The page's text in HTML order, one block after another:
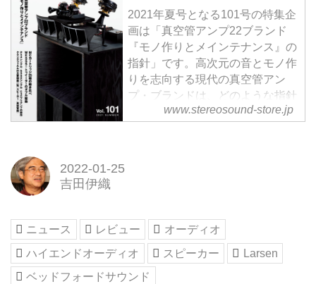
「Model SC」の取り扱いを開始
した。価格は下記の通り。
・Model 9 ￥1,495,000（ペア）
・Model 8.2 ￥760,000（ペア）
・Model 6.2 ￥450,000（ペア）
・Model SC ￥270,000（1台）
※価格は全て税別
▲Model 8.2
2021年夏号となる101号の特集企
画は「真空管アンプ22ブランド
『モノ作りとメインテナンス』の
指針」です。高次元の音とモノ作
りを志向する現代の真空管アン
プ・ブランドは、どのような指針
で製品を送り出しているのか。そ
す。実験工房「最新MCカートリ
ッジの実力を聴く／25機種の聴き
比べ」では、定番機種から70～
80万円...
www.stereosound-store.jp
2022-01-25
吉田伊織
ニュース レビュー
オーディオ
ハイエンドオーディオ
スピーカー
Larsen
ベッドフォードサウンド